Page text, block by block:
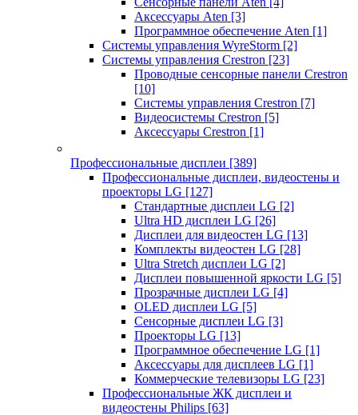
Аксессуары Aten [3]
Программное обеспечение Aten [1]
Системы управления WyreStorm [2]
Системы управления Crestron [23]
Проводные сенсорные панели Crestron
[10]
Системы управления Crestron [7]
Видеосистемы Crestron [5]
Аксессуары Crestron [1]
Профессиональные дисплеи [389]
Профессиональные дисплеи, видеостены и
проекторы LG [127]
Стандартные дисплеи LG [2]
Ultra HD дисплеи LG [26]
Дисплеи для видеостен LG [13]
Комплекты видеостен LG [28]
Ultra Stretch дисплеи LG [2]
Дисплеи повышенной яркости LG [5]
Прозрачные дисплеи LG [4]
OLED дисплеи LG [5]
Сенсорные дисплеи LG [3]
Проекторы LG [13]
Программное обеспечение LG [1]
Аксессуары для дисплеев LG [1]
Коммерческие телевизоры LG [23]
Профессиональные ЖК дисплеи и
видеостены Philips [63]